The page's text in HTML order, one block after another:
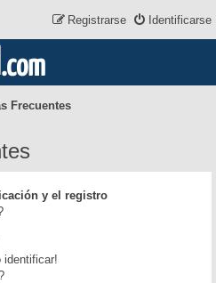
Identificarse
Registrarse
.com
Frecuentes
y el registro
identificar!